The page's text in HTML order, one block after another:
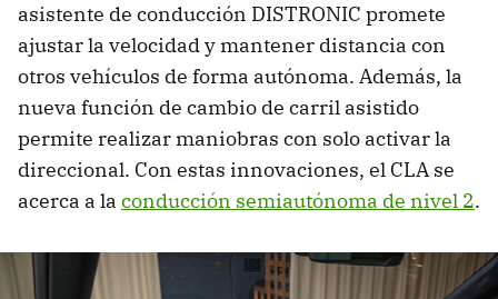
asistente de conducción DISTRONIC promete
ajustar la velocidad y mantener distancia con
otros vehículos de forma autónoma. Además, la
nueva función de cambio de carril asistido
permite realizar maniobras con solo activar la
direccional. Con estas innovaciones, el CLA se
acerca a la conducción semiautónoma de nivel 2.